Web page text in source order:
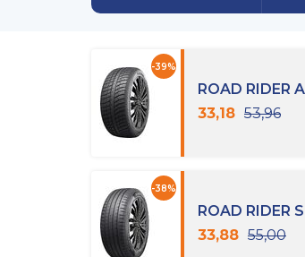
-39%
ROAD RIDER
33,18 53,96
-38%
ROAD RIDER
33,88 55,00